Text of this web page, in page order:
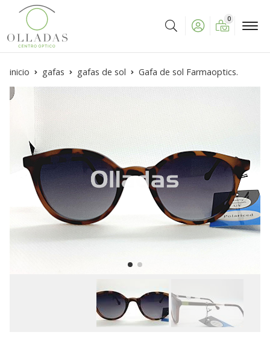
Buscar
0
inicio gafas gafas de sol Gafa de sol Farmaoptics.